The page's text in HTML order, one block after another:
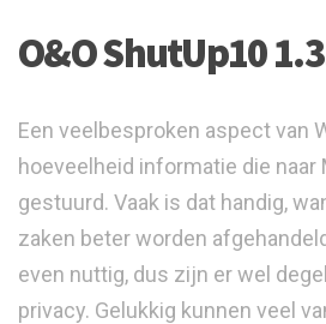
O&O ShutUp10
Een veelbesproken aspect van
hoeveelheid informatie die
gestuurd. Vaak is dat handig,
zaken beter worden
even nuttig, dus zijn er wel
privacy. Gelukkig kunnen veel